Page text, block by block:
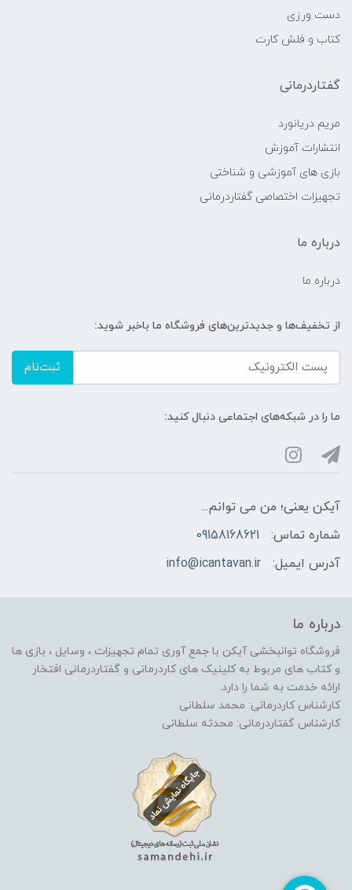
دست ورزی
کتاب و فلش کارت
گفتاردرمانی
مریم دریانورد
انتشارات آموزش
بازی های آموزشی و شناختی
تجهیزات اختصاصی گفتاردرمانی
درباره ما
درباره ما
از تخفیف‌ها و جدیدترین‌های فروشگاه ما باخبر شوید:
ثبت‌نام
ما را در شبکه‌های اجتماعی دنبال کنید:
آیکن یعنی؛ من می توانم...
شماره تماس:
09158168621
آدرس ایمیل:
info@icantavan.ir
درباره ما
فروشگاه توانبخشی آیکن با جمع آوری تمام تجهیزات ، وسایل ، بازی ها
و کتاب های مربوط به کلینیک های کاردرمانی و گفتاردرمانی افتخار
ارائه خدمت به شما را دارد.
کارشناس کاردرمانی: محمد سلطانی
کارشناس گفتاردرمانی: محدثه سلطانی